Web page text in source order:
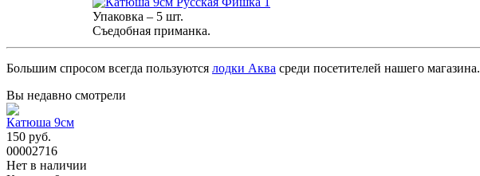
Упаковка – 5 шт.
Съедобная приманка.
Большим спросом всегда пользуются лодки Аква среди посетителей нашего магазина.
Вы недавно смотрели
Катюша 9см
150 руб.
00002716
Нет в наличии